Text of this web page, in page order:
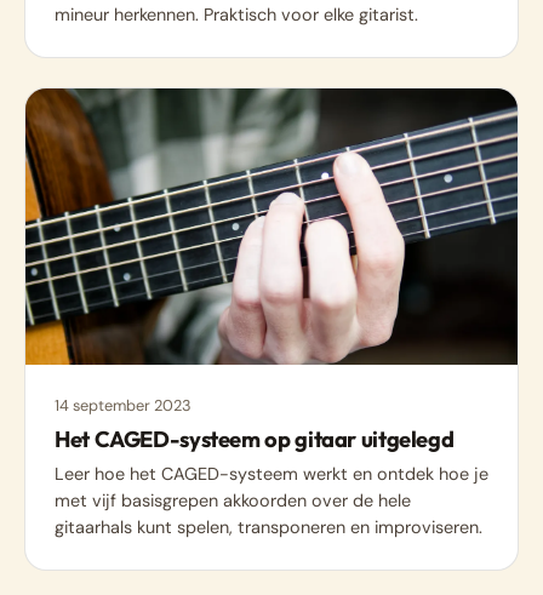
mineur herkennen. Praktisch voor elke gitarist.
14 september 2023
Het CAGED-systeem op gitaar uitgelegd
Leer hoe het CAGED-systeem werkt en ontdek hoe je
met vijf basisgrepen akkoorden over de hele
gitaarhals kunt spelen, transponeren en improviseren.